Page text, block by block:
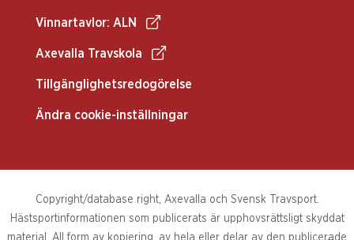
Vinnartavlor: ALN
Axevalla Travskola
Tillgänglighetsredogörelse
Ändra cookie-inställningar
Copyright/database right, Axevalla och Svensk Travsport.
Hästsportinformationen som publicerats är upphovsrättsligt skyddat
material. All form av kopiering, av hela eller delar av den publicerade